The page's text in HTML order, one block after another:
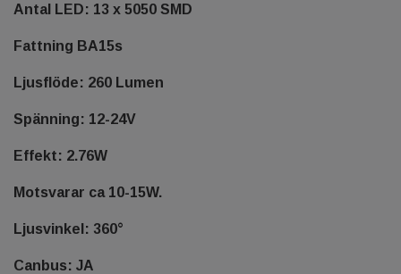
Antal LED: 13 x 5050 SMD
Fattning BA15s
Ljusflöde: 260 Lumen
Spänning: 12-24V
Effekt: 2.76W
Motsvarar ca 10-15W.
Ljusvinkel: 360°
Canbus: JA